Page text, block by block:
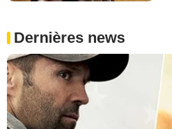
Dernières news